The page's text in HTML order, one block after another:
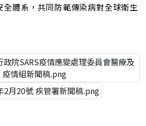
全體系，共同防範傳染病對全球衛生